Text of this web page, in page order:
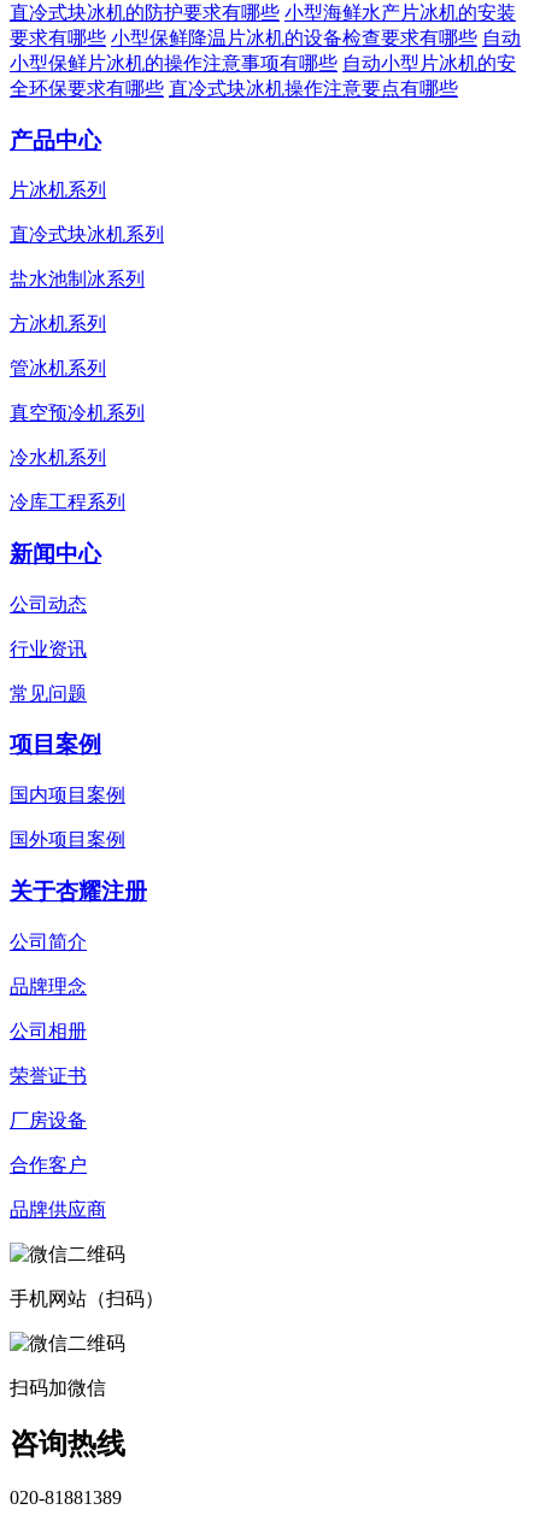
直冷式块冰机的防护要求有哪些 小型海鲜水产片冰机的安装
要求有哪些 小型保鲜降温片冰机的设备检查要求有哪些 自动
小型保鲜片冰机的操作注意事项有哪些 自动小型片冰机的安
全环保要求有哪些 直冷式块冰机操作注意要点有哪些
产品中心
片冰机系列
直冷式块冰机系列
盐水池制冰系列
方冰机系列
管冰机系列
真空预冷机系列
冷水机系列
冷库工程系列
新闻中心
公司动态
行业资讯
常见问题
项目案例
国内项目案例
国外项目案例
关于杏耀注册
公司简介
品牌理念
公司相册
荣誉证书
厂房设备
合作客户
品牌供应商
手机网站（扫码）
扫码加微信
咨询热线
020-81881389